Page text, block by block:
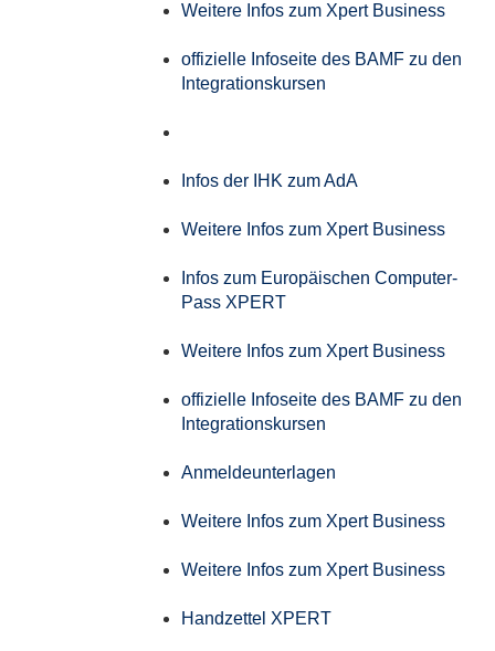
Weitere Infos zum Xpert Business
offizielle Infoseite des BAMF zu den
Integrationskursen
Infos der IHK zum AdA
Weitere Infos zum Xpert Business
Infos zum Europäischen Computer-
Pass XPERT
Weitere Infos zum Xpert Business
offizielle Infoseite des BAMF zu den
Integrationskursen
Anmeldeunterlagen
Weitere Infos zum Xpert Business
Weitere Infos zum Xpert Business
Handzettel XPERT